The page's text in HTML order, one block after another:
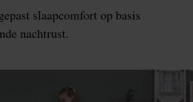
slaapcomfort op basis
nachtrust.